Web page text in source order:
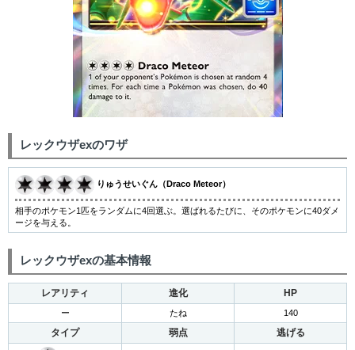
レックウザexのワザ
りゅうせいぐん（Draco Meteor）
相手のポケモン1匹をランダムに4回選ぶ。選ばれるたびに、そのポケモンに40ダメ
ージを与える。
レックウザexの基本情報
レアリティ 進化 HP
ー たね 140
タイプ 弱点 逃げる